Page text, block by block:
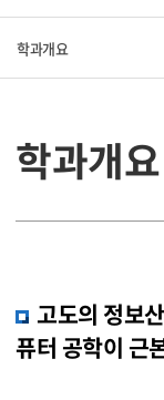
학과개요
학과개요
고도의 정보
퓨터 공학이 근